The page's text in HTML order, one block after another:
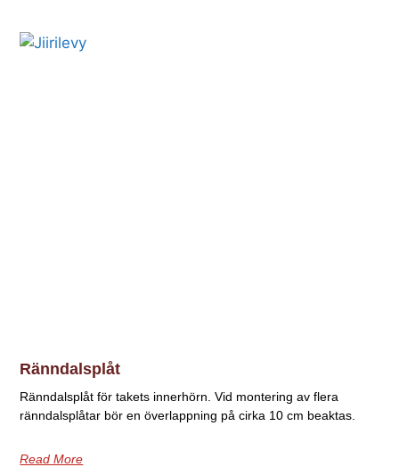
Ränndalsplåt
Ränndalsplåt för takets innerhörn. Vid montering av flera
ränndalsplåtar bör en överlappning på cirka 10 cm beaktas.
Read More